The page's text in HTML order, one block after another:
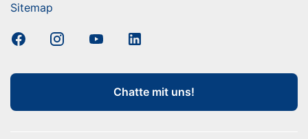
Sitemap
Chatte mit uns!